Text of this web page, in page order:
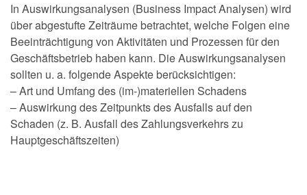
In Auswirkungsanalysen (Business Impact Analysen) wird
über abgestufte Zeiträume betrachtet, welche Folgen eine
Beeinträchtigung von Aktivitäten und Prozessen für den
Geschäftsbetrieb haben kann. Die Auswirkungsanalysen
sollten u. a. folgende Aspekte berücksichtigen:
– Art und Umfang des (im-)materiellen Schadens
– Auswirkung des Zeitpunkts des Ausfalls auf den
Schaden (z. B. Ausfall des Zahlungsverkehrs zu
Hauptgeschäftszeiten)